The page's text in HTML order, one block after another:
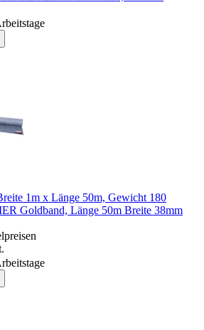
1m x Länge 50m, Gewicht 180
Goldband, Länge 50m Breite 38mm